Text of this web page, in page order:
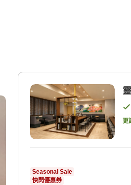
更
Seasonal Sale
快閃優惠券